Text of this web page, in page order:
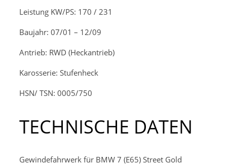
Leistung KW/PS: 170 / 231
Baujahr: 07/01 – 12/09
Antrieb: RWD (Heckantrieb)
Karosserie: Stufenheck
HSN/ TSN: 0005/750
TECHNISCHE DATEN
Gewindefahrwerk für BMW 7 (E65) Street Gold